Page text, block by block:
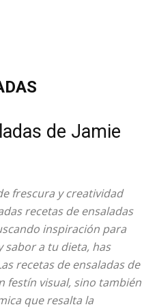
de Jamie
frescura y creatividad
recetas de ensaladas
inspiración para
sabor a tu dieta, has
recetas de ensaladas de
festín visual, sino también
que resalta la